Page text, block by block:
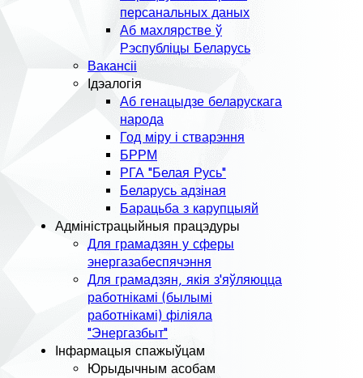
персанальных даных
Аб махлярстве ў
Рэспубліцы Беларусь
Вакансіі
Ідэалогія
Аб генацыдзе беларускага
народа
Год міру і стварэння
БРРМ
РГА "Белая Русь"
Беларусь адзіная
Барацьба з карупцыяй
Адміністрацыйныя працэдуры
Для грамадзян у сферы
энергазабеспячэння
Для грамадзян, якія з'яўляюцца
работнікамі (былымі
работнікамі) філіяла
"Энергазбыт"
Інфармацыя спажыўцам
Юрыдычным асобам